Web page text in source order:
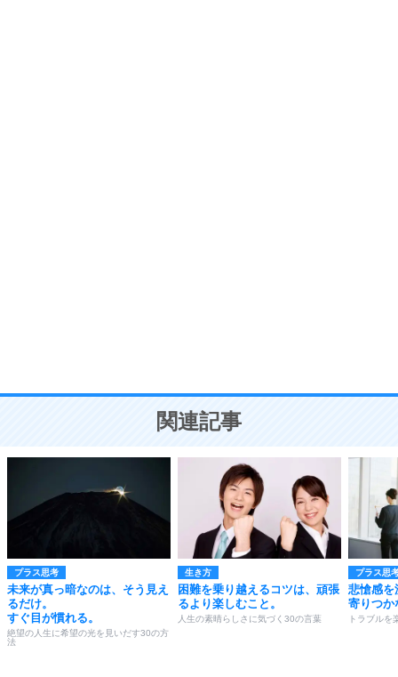
ことが大切。
関連記事
プラス思考
未来が真っ暗なのは、そう見え
るだけ。
すぐ目が慣れる。
絶望の人生に希望の光を見いだす30の方
法
生き方
困難を乗り越えるコツは、頑張
るより楽しむこと。
人生の素晴らしさに気づく30の言葉
プラス思
悲愴感を
寄りつか
トラブルを